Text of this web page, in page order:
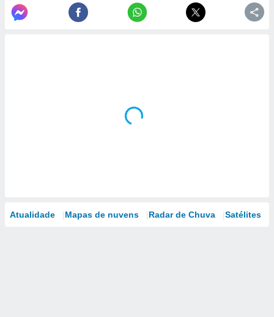
Atualidade Mapas de nuvens Radar de Chuva Satélites